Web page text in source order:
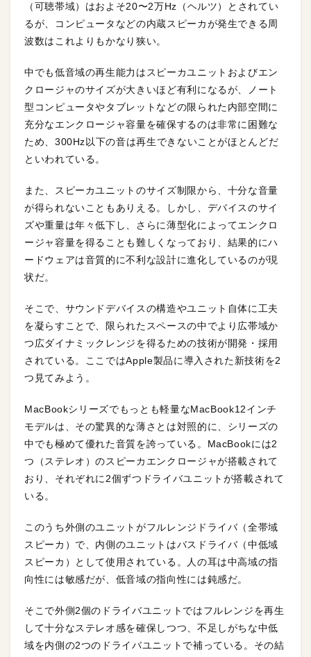
（可聴帯域）はおよそ20〜2万Hz（ヘルツ）とされてい
るが、コンピュータなどの内蔵スピーカが発生できる周
波数はこれよりもかなり狭い。
中でも低音域の再生能力はスピーカユニットおよびエン
クロージャのサイズが大きいほど有利になるが、ノート
型コンピュータやタブレットなどの限られた内部空間に
充分なエンクロージャ容量を確保するのは非常に困難な
ため、300Hz以下の音は再生できないことがほとんどだ
といわれている。
また、スピーカユニットのサイズ制限から、十分な音量
が得られないこともありえる。しかし、デバイスのサイ
ズや重量は年々低下し、さらに薄型化によってエンクロ
ージャ容量を得ることも難しくなっており、結果的にハ
ードウェアは音質的に不利な設計に進化しているのが現
状だ。
そこで、サウンドデバイスの構造やユニット自体に工夫
を凝らすことで、限られたスペースの中でより広帯域か
つ広ダイナミックレンジを得るための技術が開発・採用
されている。ここではApple製品に導入された新技術を2
つ見てみよう。
MacBookシリーズでもっとも軽量なMacBook12インチ
モデルは、その驚異的な薄さとは対照的に、シリーズの
中でも極めて優れた音質を誇っている。MacBookには2
つ（ステレオ）のスピーカエンクロージャが搭載されて
おり、それぞれに2個ずつドライバユニットが搭載されて
いる。
このうち外側のユニットがフルレンジドライバ（全帯域
スピーカ）で、内側のユニットはバスドライバ（中低域
スピーカ）として使用されている。人の耳は中高域の指
向性には敏感だが、低音域の指向性には鈍感だ。
そこで外側2個のドライバユニットではフルレンジを再生
して十分なステレオ感を確保しつつ、不足しがちな中低
域を内側の2つのドライバユニットで補っている。その結